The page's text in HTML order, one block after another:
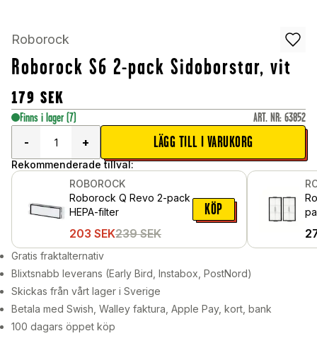
Roborock
Roborock S6 2-pack Sidoborstar, vit
179 SEK
Finns i lager (7) ART. NR: 63852
-
+ LÄGG TILL I VARUKORG
Rekommenderade tillval:
ROBOROCK
Roborock Q Revo 2-pack
HEPA-filter
203 SEK239 SEK
KÖP
Gratis fraktalternativ
Blixtsnabb leverans (Early Bird, Instabox, PostNord)
Skickas från vårt lager i Sverige
Betala med Swish, Walley faktura, Apple Pay, kort, bank
100 dagars öppet köp